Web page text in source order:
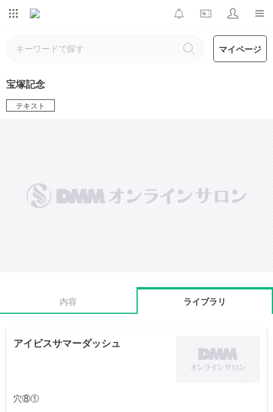
マイページ
宝塚記念
テキスト
内容 ライブラリ
アイビスサマーダッシュ
穴⑧①